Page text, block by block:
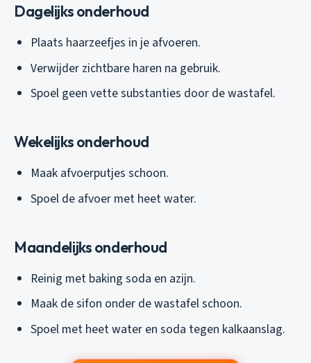
Dagelijks onderhoud
Plaats haarzeefjes in je afvoeren.
Verwijder zichtbare haren na gebruik.
Spoel geen vette substanties door de wastafel.
Wekelijks onderhoud
Maak afvoerputjes schoon.
Spoel de afvoer met heet water.
Maandelijks onderhoud
Reinig met baking soda en azijn.
Maak de sifon onder de wastafel schoon.
Spoel met heet water en soda tegen kalkaanslag.